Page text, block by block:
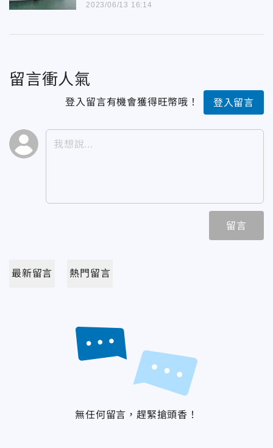
2023/06/13 16:14
留言衝人氣
登入留言有機會獲得旺幣哦！ 登入留言
留言
最新留言 熱門留言
無任何留言，趕緊搶頭香！